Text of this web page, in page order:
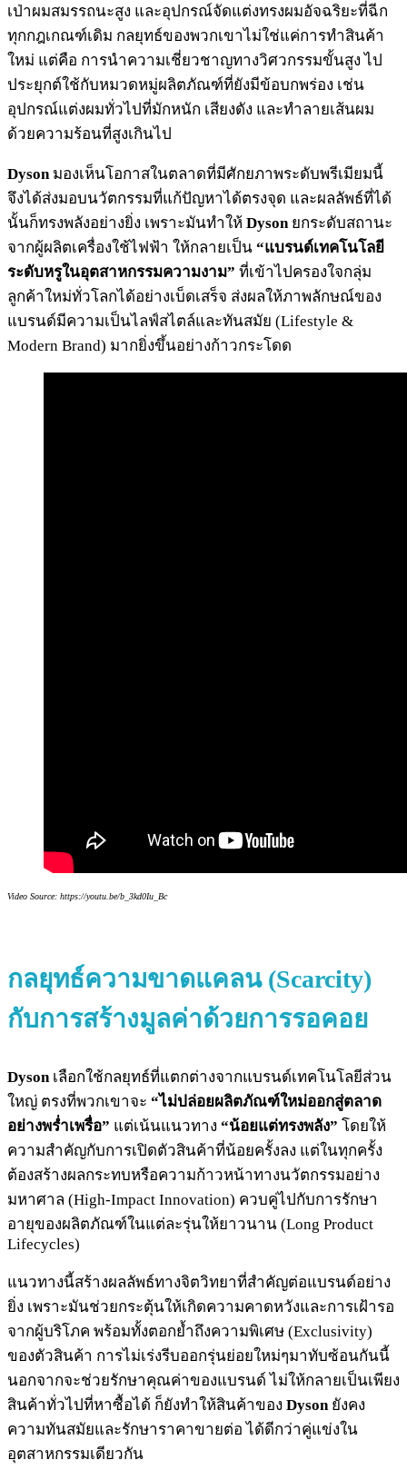
เป่าผมสมรรถนะสูง และอุปกรณ์จัดแต่งทรงผมอัจฉริยะที่ฉีก
ทุกกฎเกณฑ์เดิม กลยุทธ์ของพวกเขาไม่ใช่แค่การทำสินค้า
ใหม่ แต่คือ การนำความเชี่ยวชาญทางวิศวกรรมขั้นสูง ไป
ประยุกต์ใช้กับหมวดหมู่ผลิตภัณฑ์ที่ยังมีข้อบกพร่อง เช่น
อุปกรณ์แต่งผมทั่วไปที่มักหนัก เสียงดัง และทำลายเส้นผม
ด้วยความร้อนที่สูงเกินไป
Dysonมองเห็นโอกาสในตลาดที่มีศักยภาพระดับพรีเมียมนี้
จึงได้ส่งมอบนวัตกรรมที่แก้ปัญหาได้ตรงจุด และผลลัพธ์ที่ได้
นั้นก็ทรงพลังอย่างยิ่ง เพราะมันทำให้ Dyson ยกระดับสถานะ
จากผู้ผลิตเครื่องใช้ไฟฟ้า ให้กลายเป็น “แบรนด์เทคโนโลยี
ระดับหรูในอุตสาหกรรมความงาม” ที่เข้าไปครองใจกลุ่ม
ลูกค้าใหม่ทั่วโลกได้อย่างเบ็ดเสร็จ ส่งผลให้ภาพลักษณ์ของ
แบรนด์มีความเป็นไลฟ์สไตล์และทันสมัย (Lifestyle &
Modern Brand) มากยิ่งขึ้นอย่างก้าวกระโดด
Video Source: https://youtu.be/b_3kd0Iu_Bc
กลยุทธ์ความขาดแคลน(Scarcity)
กับการสร้างมูลค่าด้วยการรอคอย
Dysonเลือกใช้กลยุทธ์ที่แตกต่างจากแบรนด์เทคโนโลยีส่วน
ใหญ่ ตรงที่พวกเขาจะ “ไม่ปล่อยผลิตภัณฑ์ใหม่ออกสู่ตลาด
อย่างพร่ำเพรื่อ” แต่เน้นแนวทาง “น้อยแต่ทรงพลัง” โดยให้
ความสำคัญกับการเปิดตัวสินค้าที่น้อยครั้งลง แต่ในทุกครั้ง
ต้องสร้างผลกระทบหรือความก้าวหน้าทางนวัตกรรมอย่าง
มหาศาล (High-Impact Innovation) ควบคู่ไปกับการรักษา
อายุของผลิตภัณฑ์ในแต่ละรุ่นให้ยาวนาน (Long Product
Lifecycles)
แนวทางนี้สร้างผลลัพธ์ทางจิตวิทยาที่สำคัญต่อแบรนด์อย่าง
ยิ่ง เพราะมันช่วยกระตุ้นให้เกิดความคาดหวังและการเฝ้ารอ
จากผู้บริโภค พร้อมทั้งตอกย้ำถึงความพิเศษ (Exclusivity)
ของตัวสินค้า การไม่เร่งรีบออกรุ่นย่อยใหม่ๆมาทับซ้อนกันนี้
นอกจากจะช่วยรักษาคุณค่าของแบรนด์ ไม่ให้กลายเป็นเพียง
สินค้าทั่วไปที่หาซื้อได้ ก็ยังทำให้สินค้าของ Dysonยังคง
ความทันสมัยและรักษาราคาขายต่อ ได้ดีกว่าคู่แข่งใน
อุตสาหกรรมเดียวกัน